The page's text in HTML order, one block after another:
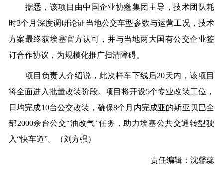
据悉，该项目由中国企业协鑫集团主导，技术团队耗
时3个月深度调研论证当地公交车型参数与运营工况，技术
方案最终获埃塞官方认可，并与当地两大国有公交企业签
订合作协议，为规模化推广扫清障碍。
项目负责人介绍说，此次样车下线后20天内，该项目
将全面进入批量改装阶段。项目将开设5个专业改装工位，
日均完成10台公交改装，确保8个月内完成亚的斯亚贝巴全
部2000余台公交“油改气”任务，助力埃塞公共交通转型驶
入“快车道”。
（刘方强）
责任编辑：沈馨蕊